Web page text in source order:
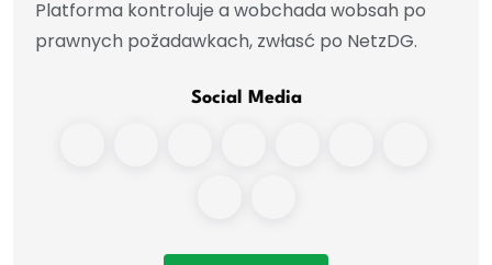
Platforma kontroluje a wobchada wobsah po
prawnych požadawkach, zwłasć po NetzDG.
Social Media